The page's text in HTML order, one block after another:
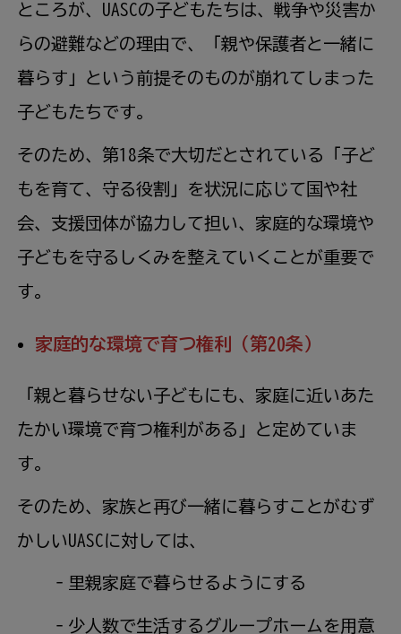
ところが、UASCの子どもたちは、戦争や災害か
らの避難などの理由で、「親や保護者と一緒に
暮らす」という前提そのものが崩れてしまった
子どもたちです。
そのため、第18条で大切だとされている「子ど
もを育て、守る役割」を状況に応じて国や社
会、支援団体が協力して担い、家庭的な環境や
子どもを守るしくみを整えていくことが重要で
す。
家庭的な環境で育つ権利（第20条）
「親と暮らせない子どもにも、家庭に近いあた
たかい環境で育つ権利がある」と定めていま
す。
そのため、家族と再び一緒に暮らすことがむず
かしいUASCに対しては、
‐里親家庭で暮らせるようにする
‐少人数で生活するグループホームを用意